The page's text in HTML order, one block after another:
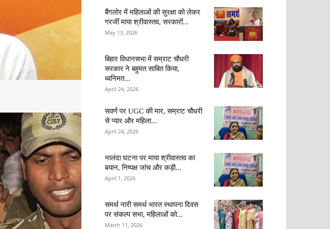
बैंगलोर में महिलाओं की सुरक्षा को लेकर
गरजीं माया श्रीवास्तव, सरकारों...
May 13, 2026
बिहार विधानसभा में सम्राट चौधरी
सरकार ने बहुमत साबित किया,
ध्वनिमत...
April 24, 2026
सवर्ण पर UGC की मार, सम्राट चौधरी
से प्यार और महिला...
April 24, 2026
नालंदा घटना पर माया श्रीवास्तव का
बयान, निष्पक्ष जांच और कड़ी...
April 1, 2026
समर्थ नारी समर्थ भारत स्थापना दिवस
पर संकल्प सभा, महिलाओं को...
March 11, 2026